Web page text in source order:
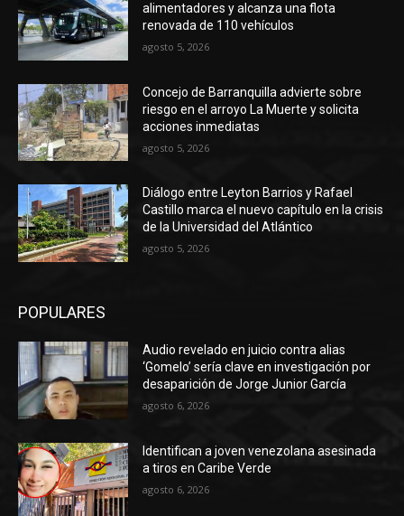
alimentadores y alcanza una flota
renovada de 110 vehículos
agosto 5, 2026
Concejo de Barranquilla advierte sobre
riesgo en el arroyo La Muerte y solicita
acciones inmediatas
agosto 5, 2026
Diálogo entre Leyton Barrios y Rafael
Castillo marca el nuevo capítulo en la crisis
de la Universidad del Atlántico
agosto 5, 2026
POPULARES
Audio revelado en juicio contra alias
‘Gomelo’ sería clave en investigación por
desaparición de Jorge Junior García
agosto 6, 2026
Identifican a joven venezolana asesinada
a tiros en Caribe Verde
agosto 6, 2026